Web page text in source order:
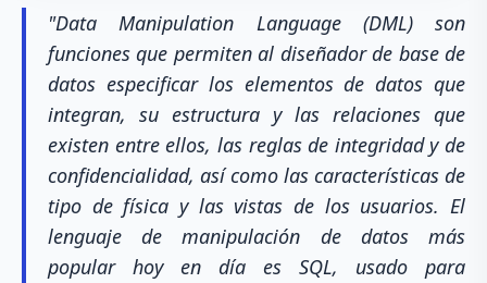
"Data Manipulation Language (DML) son
funciones que permiten al diseñador de base de
datos especificar los elementos de datos que
integran, su estructura y las relaciones que
existen entre ellos, las reglas de integridad y de
confidencialidad, así como las características de
tipo de física y las vistas de los usuarios. El
lenguaje de manipulación de datos más
popular hoy en día es SQL, usado para